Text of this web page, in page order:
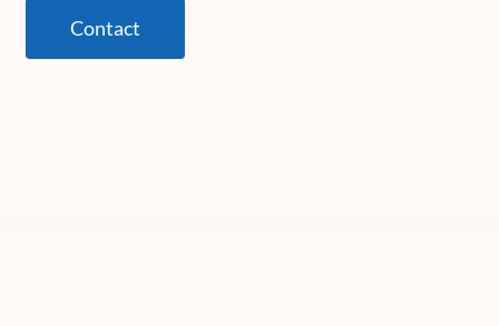
Contact